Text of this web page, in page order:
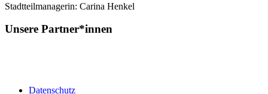
Stadtteilmanagerin: Carina Henkel
Unsere Partner*innen
Datenschutz